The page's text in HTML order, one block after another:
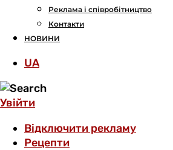
Реклама і співробітництво
Контакти
НОВИНИ
UA
Увійти
Відключити рекламу
Рецепти